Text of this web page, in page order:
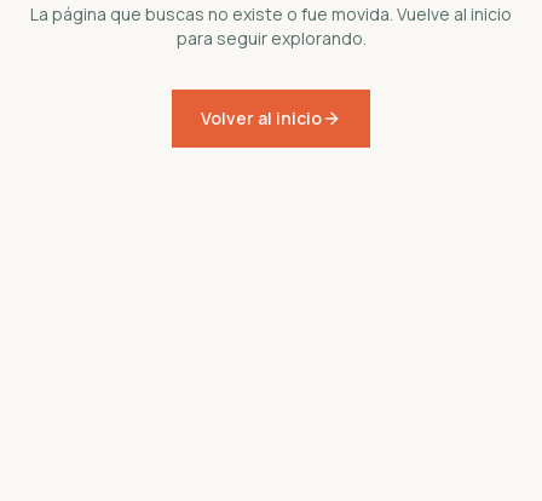
La página que buscas no existe o fue movida. Vuelve al inicio
para seguir explorando.
Volver al inicio